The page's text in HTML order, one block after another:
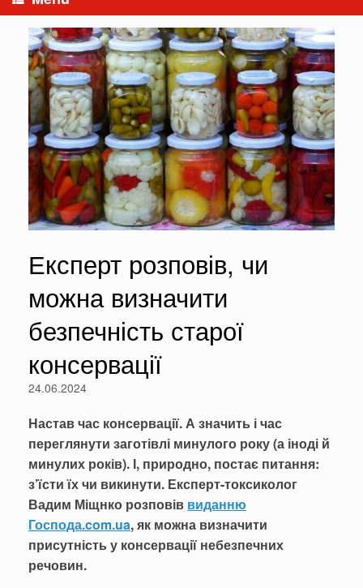
Експерт розповів, чи
можна визначити
безпечність старої
консервації
24.06.2024
Настав час консервації. А значить і час
переглянути заготівлі минулого року (а іноді й
минулих років). І, природно, постає питання:
з’їсти їх чи викинути. Експерт-токсиколог
Вадим Міщнко розповів виданню
Господа.com.ua, як можна визначити
присутність у консервації небезпечних
речовин.